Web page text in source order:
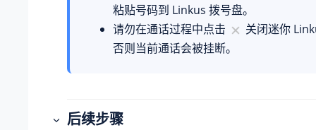
粘贴号码到 Linkus 拨号盘。
请勿在通话过程中点击
关闭迷你
否则当前通话会被挂断。
后续步骤